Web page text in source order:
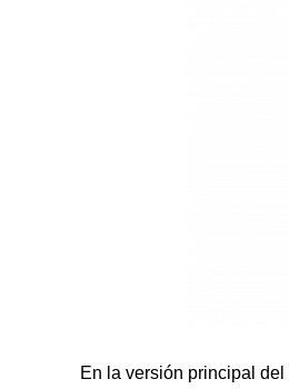
En la versión principal